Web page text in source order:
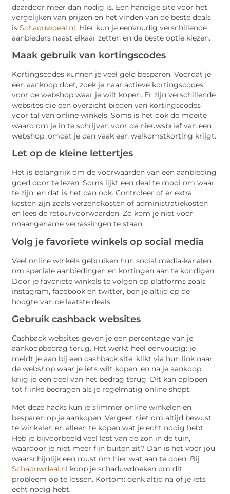
daardoor meer dan nodig is. Een handige site voor het
vergelijken van prijzen en het vinden van de beste deals
isSchaduwdeal.nl. Hier kun je eenvoudig verschillende
aanbieders naast elkaar zetten en de beste optie kiezen.
Maak gebruik van kortingscodes
Kortingscodes kunnen je veel geld besparen. Voordat je
een aankoop doet, zoek je naar actieve kortingscodes
voor de webshop waar je wilt kopen. Er zijn verschillende
websites die een overzicht bieden van kortingscodes
voor tal van online winkels. Soms is het ook de moeite
waard om je in te schrijven voor de nieuwsbrief van een
webshop, omdat je dan vaak een welkomstkorting krijgt.
Let op de kleine lettertjes
Het is belangrijk om de voorwaarden van een aanbieding
goed door te lezen. Soms lijkt een deal te mooi om waar
te zijn, en dat is het dan ook. Controleer of er extra
kosten zijn zoals verzendkosten of administratiekosten
en lees de retourvoorwaarden. Zo kom je niet voor
onaangename verrassingen te staan.
Volg je favoriete winkels op social media
Veel online winkels gebruiken hun social media-kanalen
om speciale aanbiedingen en kortingen aan te kondigen.
Door je favoriete winkels te volgen op platforms zoals
instagram, facebook en twitter, ben je altijd op de
hoogte van de laatste deals.
Gebruik cashback websites
Cashback websites geven je een percentage van je
aankoopbedrag terug. Het werkt heel eenvoudig: je
meldt je aan bij een cashback site, klikt via hun link naar
de webshop waar je iets wilt kopen, en na je aankoop
krijg je een deel van het bedrag terug. Dit kan oplopen
tot flinke bedragen als je regelmatig online shopt.
Met deze hacks kun je slimmer online winkelen en
besparen op je aankopen. Vergeet niet om altijd bewust
te winkelen en alleen te kopen wat je echt nodig hebt.
Heb je bijvoorbeeld veel last van de zon in de tuin,
waardoor je niet meer fijn buiten zit? Dan is het voor jou
waarschijnlijk een must om hier wat aan te doen. Bij
Schaduwdeal.nl koop je schaduwdoeken om dit
probleem op te lossen. Kortom: denk altjd na of je iets
echt nodig hebt.